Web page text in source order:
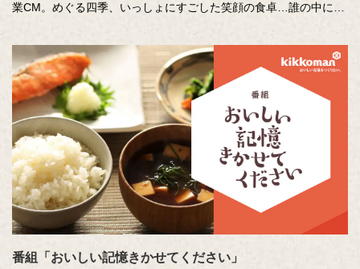
業CM。めぐる四季、いっしょにすごした笑顔の食卓…誰の中にも
いや意図もあわせてお楽しみください。
番組「おいしい記憶きかせてください」